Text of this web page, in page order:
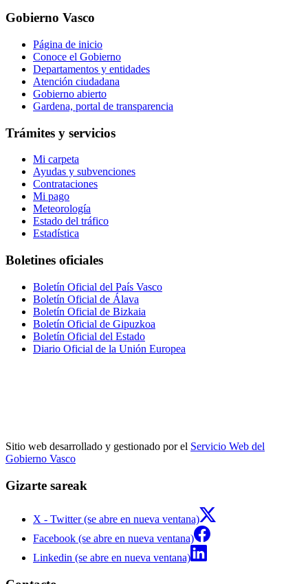
Gobierno Vasco
Página de inicio
Conoce el Gobierno
Departamentos y entidades
Atención ciudadana
Gobierno abierto
Gardena, portal de transparencia
Trámites y servicios
Mi carpeta
Ayudas y subvenciones
Contrataciones
Mi pago
Meteorología
Estado del tráfico
Estadística
Boletines oficiales
Boletín Oficial del País Vasco
Boletín Oficial de Álava
Boletín Oficial de Bizkaia
Boletín Oficial de Gipuzkoa
Boletín Oficial del Estado
Diario Oficial de la Unión Europea
Sitio web desarrollado y gestionado por el Servicio Web del
Gobierno Vasco
Gizarte sareak
X - Twitter (se abre en nueva ventana)
Facebook (se abre en nueva ventana)
Linkedin (se abre en nueva ventana)